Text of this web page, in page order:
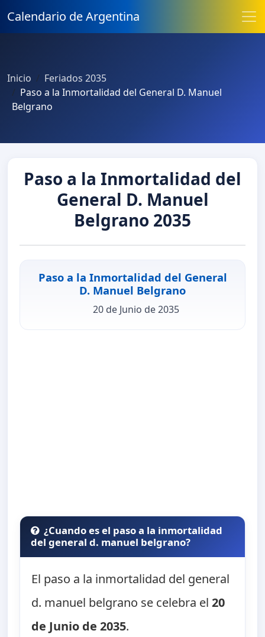
Calendario de Argentina
Inicio
Feriados 2035
Paso a la Inmortalidad del General D. Manuel
Belgrano
Paso a la Inmortalidad del
General D. Manuel
Belgrano 2035
Paso a la Inmortalidad del General
D. Manuel Belgrano
20 de Junio de 2035
¿Cuando es el paso a la inmortalidad
del general d. manuel belgrano?
El paso a la inmortalidad del general
d. manuel belgrano se celebra el20
de Junio de 2035.